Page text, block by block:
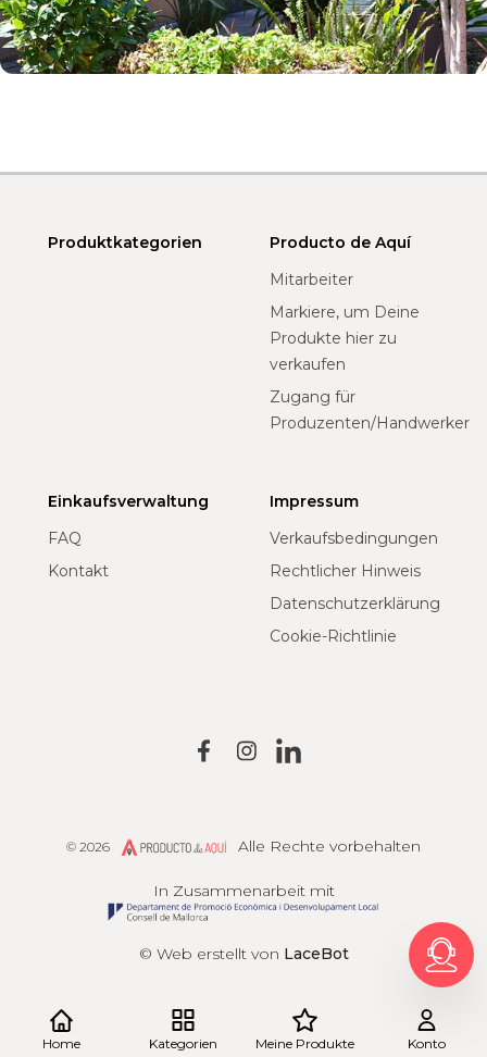
Produktkategorien
Producto de Aquí
Mitarbeiter
Markiere, um Deine
Produkte hier zu
verkaufen
Zugang für
Produzenten/Handwerker
Einkaufsverwaltung
FAQ
Kontakt
Impressum
Verkaufsbedingungen
Rechtlicher Hinweis
Datenschutzerklärung
Cookie-Richtlinie
© Web erstellt von LaceBot
In Zusammenarbeit mit
© 2026 Producto de AquíAlle Rechte vorbehalten
Home Kategorien Meine Produkte Konto